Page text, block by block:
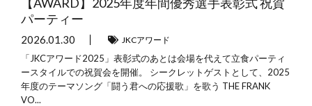
パーティー
2026.01.30 JKCアワード
「JKCアワード2025」表彰式のあとは会場を代えて立食パーティ
ースタイルでの祝賀会を開催。 シークレットゲストとして、2025
年度のテーマソング「闘う君への応援歌」を歌う THE FRANK
VO...